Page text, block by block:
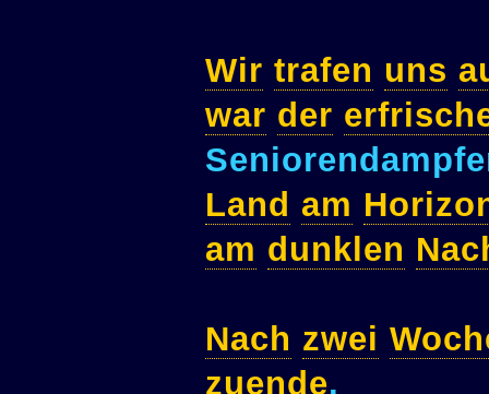
Wir trafen uns
war der
Land am
am dunklen
Nach zwei
zuende.